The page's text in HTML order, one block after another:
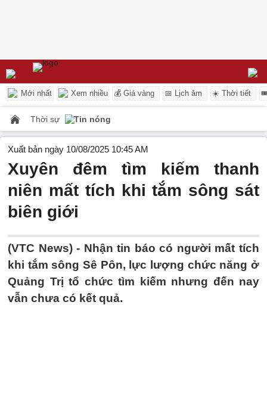
Mới nhất Xem nhiều 💰 Giá vàng 📅 Lịch âm ☀️ Thời tiết
Thời sự Tin nóng
Xuất bản ngày 10/08/2025 10:45 AM
Xuyên đêm tìm kiếm thanh
niên mất tích khi tắm sông sát
biên giới
(VTC News) - Nhận tin báo có người mất tích
khi tắm sông Sê Pôn, lực lượng chức năng ở
Quảng Trị tổ chức tìm kiếm nhưng đến nay
vẫn chưa có kết quả.